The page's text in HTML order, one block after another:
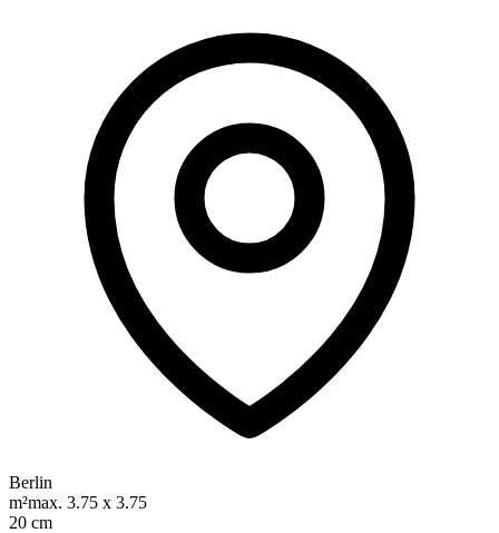
Berlin
m²max. 3.75 x 3.75
20 cm